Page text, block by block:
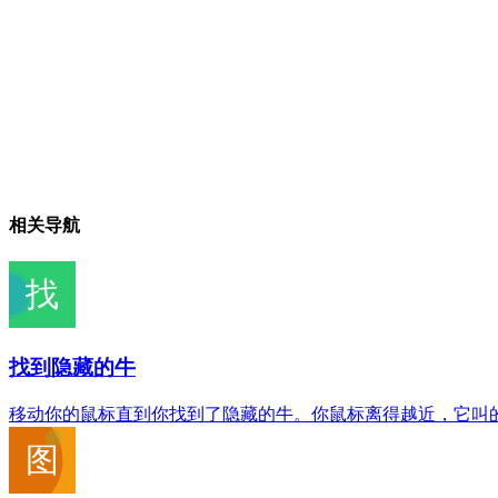
相关导航
找到隐藏的牛
移动你的鼠标直到你找到了隐藏的牛。你鼠标离得越近，它叫